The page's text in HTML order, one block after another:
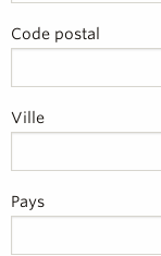
Code postal
Ville
Pays